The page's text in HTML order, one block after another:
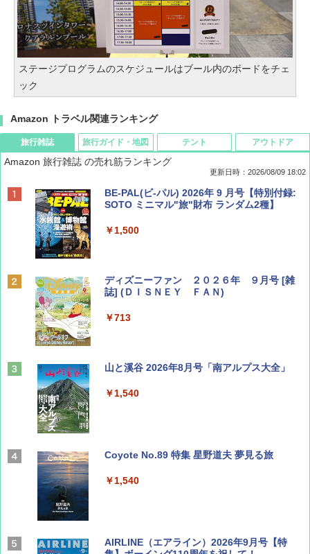
ステージプログラムのスケジュールはブール内のボードをチェ
ック
Amazon トラベル関連ランキング
旅行雑誌
Amazon 旅行雑誌 の売れ筋ランキング
更新日時：2026/08/09 18:02
BE-PAL(ビ-パル) 2026年 9 月号【特別付録:
SOTO ミニマル"旅"財布 ランダム2種】
￥1,500
ディズニーファン ２０２６年 ９月号 [雑
誌] (ＤＩＳＮＥＹ ＦＡＮ)
￥713
山と溪谷 2026年8月号「南アルプス大全」
￥1,540
Coyote No.89 特集 星野道夫 夢見る旅
￥1,540
AIRLINE（エアライン）2026年9月号【特
旅行ガイド・地図 テント アウトドア